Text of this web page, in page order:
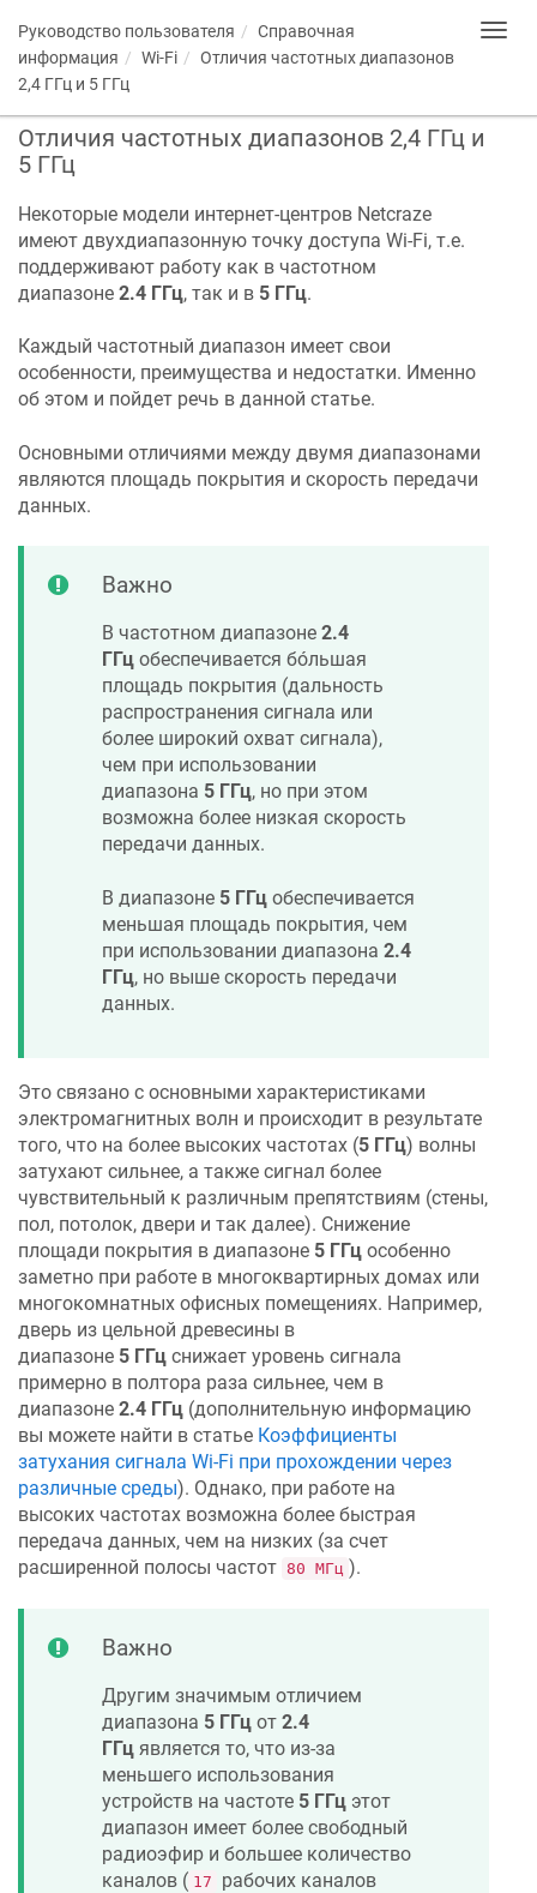
Руководство пользователя
Справочная
информация
Wi-Fi
Отличия частотных диапазонов
2,4 ГГц и 5 ГГц
Отличия частотных диапазонов 2,4 ГГц и
5 ГГц
Некоторые модели интернет-центров Netcraze
имеют двухдиапазонную точку доступа Wi-Fi, т.е.
поддерживают работу как в частотном
диапазоне 2.4 ГГц, так и в 5 ГГц.
Каждый частотный диапазон имеет свои
особенности, преимущества и недостатки. Именно
об этом и пойдет речь в данной статье.
Основными отличиями между двумя диапазонами
являются площадь покрытия и скорость передачи
данных.
Важно
В частотном диапазоне 2.4
ГГц обеспечивается бо́льшая
площадь покрытия (дальность
распространения сигнала или
более широкий охват сигнала),
чем при использовании
диапазона 5 ГГц, но при этом
возможна более низкая скорость
передачи данных.
В диапазоне 5 ГГц обеспечивается
меньшая площадь покрытия, чем
при использовании диапазона 2.4
ГГц, но выше скорость передачи
данных.
Это связано с основными характеристиками
электромагнитных волн и происходит в результате
того, что на более высоких частотах (5 ГГц) волны
затухают сильнее, а также сигнал более
чувствительный к различным препятствиям (стены,
пол, потолок, двери и так далее). Снижение
площади покрытия в диапазоне 5 ГГц особенно
заметно при работе в многоквартирных домах или
многокомнатных офисных помещениях. Например,
дверь из цельной древесины в
диапазоне 5 ГГц снижает уровень сигнала
примерно в полтора раза сильнее, чем в
диапазоне 2.4 ГГц (дополнительную информацию
вы можете найти в статье Коэффициенты
затухания сигнала Wi-Fi при прохождении через
различные среды). Однако, при работе на
высоких частотах возможна более быстрая
передача данных, чем на низких (за счет
расширенной полосы частот 80 МГц ).
Важно
Другим значимым отличием
диапазона 5 ГГц от 2.4
ГГц является то, что из-за
меньшего использования
устройств на частоте 5 ГГц этот
диапазон имеет более свободный
радиоэфир и большее количество
каналов ( 17
рабочих каналов